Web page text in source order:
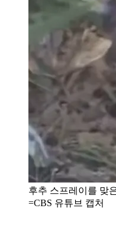
후추 스프레이를 맞
=CBS 유튜브 캡처